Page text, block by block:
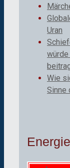
Uran
Wie
Sinne